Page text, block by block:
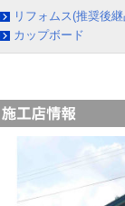
リフォムス(推奨後
カップボード